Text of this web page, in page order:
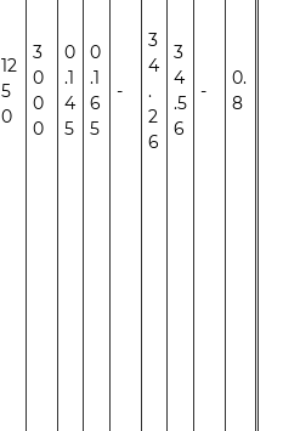
12
5
0
3
0
0
0
0
.1
4
5
0
.1
6
5
-
3
4
.
2
6
3
4
.5
6
-
0.
8